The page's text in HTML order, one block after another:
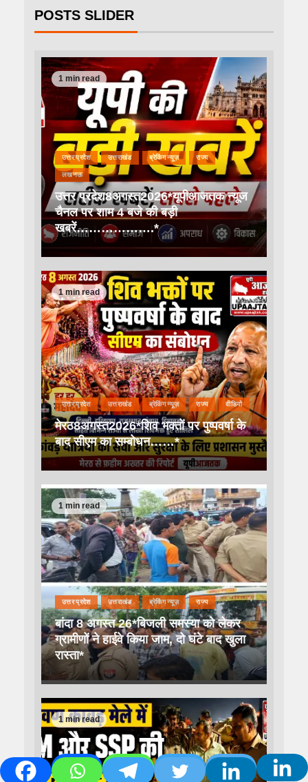
POSTS SLIDER
1 min read
उत्तर प्रदेश उत्तराखंड ब्रेकिंग न्यूज़ राज्य
लखनऊ
उत्तर प्रदेश8अगस्त2026*यूपीआजतक न्यूज
चैनल पर शाम 4 बजे की बड़ी
खबरें……………….*
1 min read
उत्तर प्रदेश उत्तराखंड ब्रेकिंग न्यूज़ राज्य वीडियो
मेरठ8अगस्त2026*शिव भक्तों पर पुष्पवर्षा के
बाद सीएम का सम्बोधन……*
1 min read
उत्तर प्रदेश उत्तराखंड ब्रेकिंग न्यूज़ राज्य
बांदा 8 अगस्त 26*बिजली समस्या को लेकर
ग्रामीणों ने हाईवे किया जाम, दो घंटे बाद खुला
रास्ता*
1 min read